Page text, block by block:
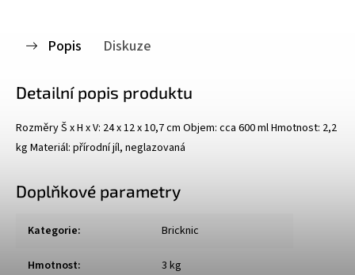
Popis Diskuze
Detailní popis produktu
Rozměry Š x H x V: 24 x 12 x 10,7 cm Objem: cca 600 ml Hmotnost: 2,2
kg Materiál: přírodní jíl, neglazovaná
Doplňkové parametry
Kategorie: Bricknic
Hmotnost: 3 kg